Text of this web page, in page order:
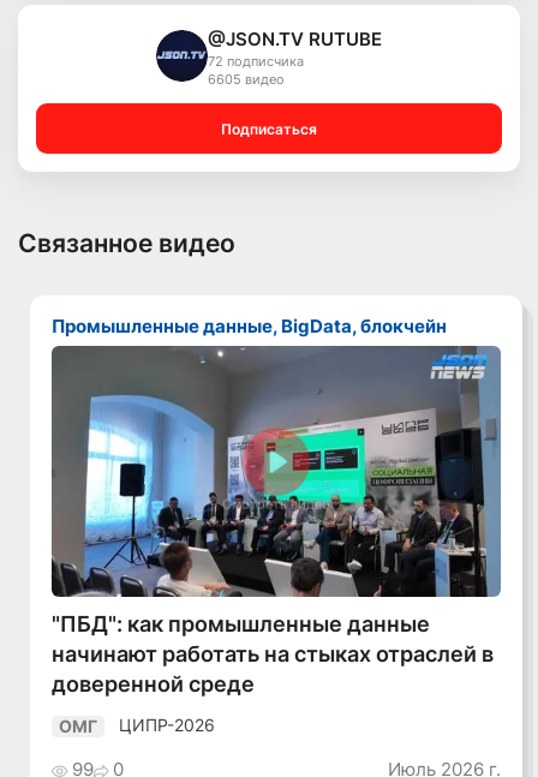
@JSON.TV RUTUBE
72 подписчика
6605 видео
Подписаться
Связанное видео
Промышленные данные, BigData, блокчейн
Смотреть видео
"ПБД": как промышленные данные
начинают работать на стыках отраслей в
доверенной среде
ОМГ ЦИПР-2026
99 0 Июль 2026 г.